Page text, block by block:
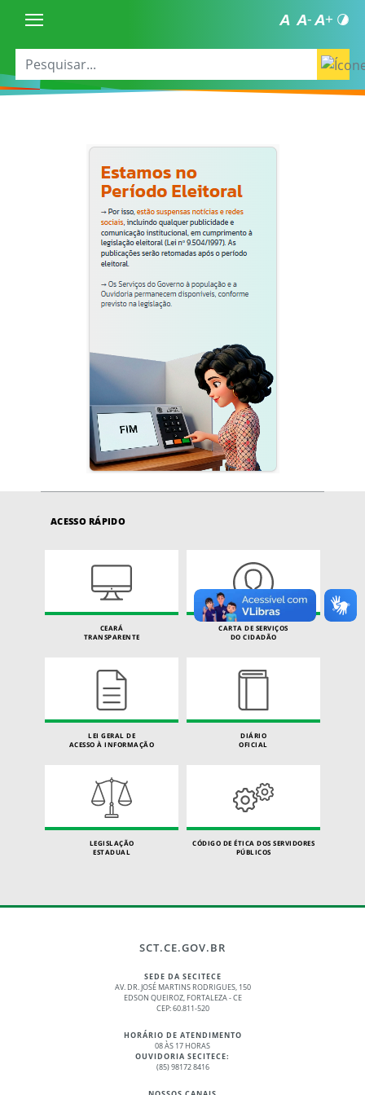
ACESSO RÁPIDO
CEARÁ
TRANSPARENTE
CARTA DE SERVIÇOS
DO CIDADÃO
LEI GERAL DE
ACESSO À INFORMAÇÃO
DIÁRIO
OFICIAL
LEGISLAÇÃO
ESTADUAL
CÓDIGO DE ÉTICA DOS SERVIDORES
PÚBLICOS
SCT.CE.GOV.BR
SEDE DA SECITECE
AV. DR. JOSÉ MARTINS RODRIGUES, 150
EDSON QUEIROZ, FORTALEZA - CE
CEP: 60.811-520
HORÁRIO DE ATENDIMENTO
08 ÀS 17 HORAS
OUVIDORIA SECITECE:
(85) 98172 8416